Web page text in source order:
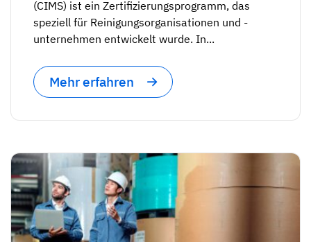
(CIMS) ist ein Zertifizierungsprogramm, das
speziell für Reinigungsorganisationen und -
unternehmen entwickelt wurde. In...
Mehr erfahren